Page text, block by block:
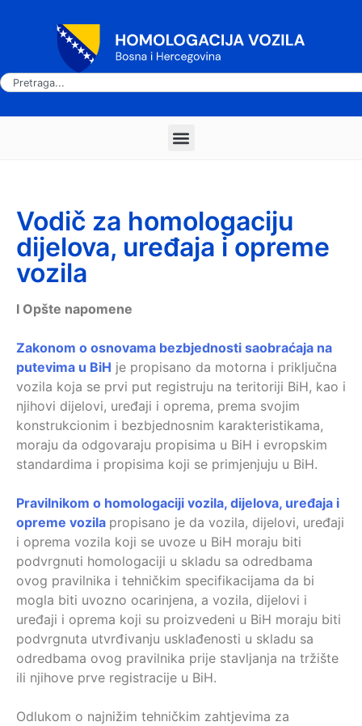
Vodič za homologaciju
dijelova, uređaja i opreme
vozila
I Opšte napomene
Zakonom o osnovama bezbjednosti saobraćaja na
putevima u BiH je propisano da motorna i priključna
vozila koja se prvi put registruju na teritoriji BiH, kao i
njihovi dijelovi, uređaji i oprema, prema svojim
konstrukcionim i bezbjednosnim karakteristikama,
moraju da odgovaraju propisima u BiH i evropskim
standardima i propisima koji se primjenjuju u BiH.
Pravilnikom o homologaciji vozila, dijelova, uređaja i
opreme vozila propisano je da vozila, dijelovi, uređaji
i oprema vozila koji se uvoze u BiH moraju biti
podvrgnuti homologaciji u skladu sa odredbama
ovog pravilnika i tehničkim specifikacijama da bi
mogla biti uvozno ocarinjena, a vozila, dijelovi i
uređaji i oprema koji su proizvedeni u BiH moraju biti
podvrgnuta utvrđivanju usklađenosti u skladu sa
odredbama ovog pravilnika prije stavljanja na tržište
ili njihove prve registracije u BiH.
Odlukom o najnižim tehničkim zahtjevima za